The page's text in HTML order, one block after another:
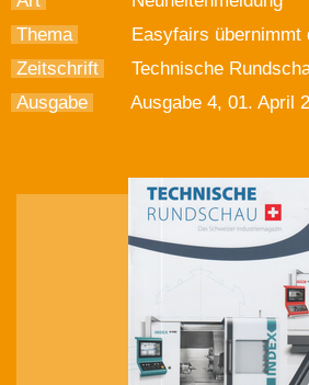
Thema
Easyfairs übernimmt die
Zeitschrift
Technische
Ausgabe
Ausgabe 4, 01. April